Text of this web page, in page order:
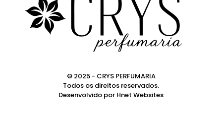
© 2025 - CRYS PERFUMARIA
Todos os direitos reservados.
Desenvolvido por Hnet Websites